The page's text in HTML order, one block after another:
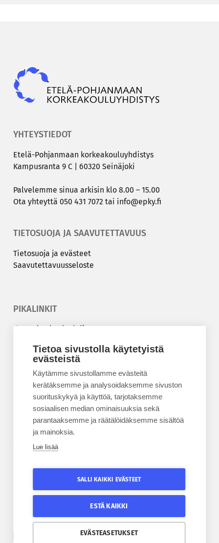
Tietoa sivustolla käytetyistä
evästeistä
Käytämme sivustollamme evästeitä
kerätäksemme ja analysoidaksemme sivuston
suorituskykyä ja käyttöä, tarjotaksemme
sosiaalisen median ominaisuuksia sekä
parantaaksemme ja räätälöidäksemme sisältöä
ja mainoksia.
Lue lisää
SALLI KAIKKI EVÄSTEET
ESTÄ KAIKKI
EVÄSTEASETUKSET
YHTEYSTIEDOT
Etelä-​Pohjanmaan kor­kea­kou­lu­yh­dis­tys
Kam­pus­ran­ta 9 C | 60320 Sei­nä­jo­ki
Pal­ve­lem­me sinua ar­ki­sin klo 8.00 – 15.00
Ota yh­teyt­tä 050 431 7072 tai info@epky.fi
TIETOSUOJA JA SAAVUTETTAVUUS
Tie­to­suo­ja ja eväs­teet
Saa­vu­tet­ta­vuus­se­los­te
PIKALINKIT
Korkeakouluyhdistys
Kesäyliopisto
Epanet
BLOGIT
Kesäyliopiston blogi
TILAA UUTISKIRJE
Tilaa kesäyliopiston uutiskirje
Tilaa Epanetin uutiskirje
SEURAA KESÄYLIOPISTOA
Etelä-Pohjanmaan kesäyliopiston Facebook
SEURAA EPANETIA
Epanetin Twitter